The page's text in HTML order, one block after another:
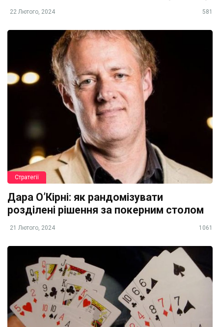
22 Лютого, 2024 581
Стратегії
Дара О’Кірні: як рандомізувати
розділені рішення за покерним столом
21 Лютого, 2024 1061